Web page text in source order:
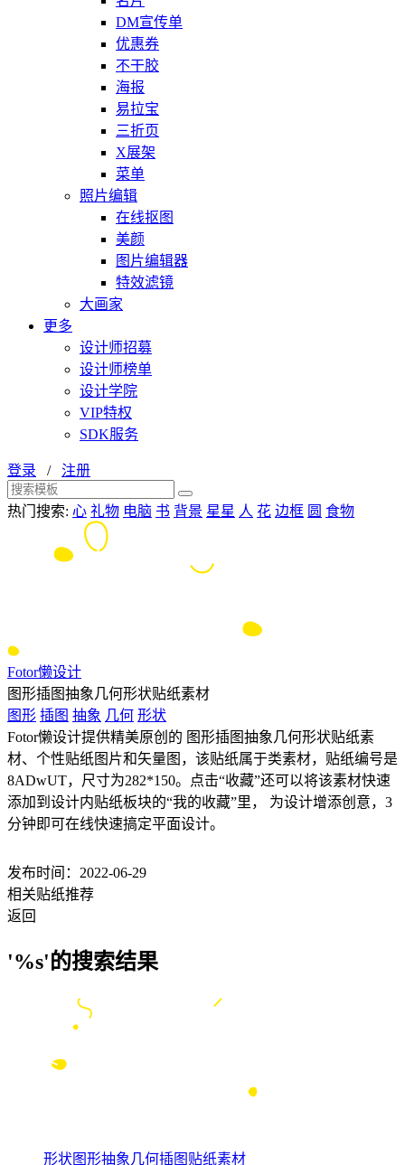
DM宣传单
优惠券
不干胶
海报
易拉宝
三折页
X展架
菜单
照片编辑
在线抠图
美颜
图片编辑器
特效滤镜
大画家
更多
设计师招募
设计师榜单
设计学院
VIP特权
SDK服务
登录 / 注册
热门搜索: 心 礼物 电脑 书 背景 星星 人 花 边框 圆 食物
Fotor懒设计
图形插图抽象几何形状贴纸素材
图形 插图 抽象 几何 形状
Fotor懒设计提供精美原创的 图形插图抽象几何形状贴纸素
材、个性贴纸图片和矢量图，该贴纸属于类素材，贴纸编号是
8ADwUT，尺寸为282*150。点击“收藏”还可以将该素材快速
添加到设计内贴纸板块的“我的收藏”里， 为设计增添创意，3
分钟即可在线快速搞定平面设计。
发布时间：2022-06-29
相关贴纸推荐
返回
'%s'的搜索结果
形状图形抽象几何插图贴纸素材